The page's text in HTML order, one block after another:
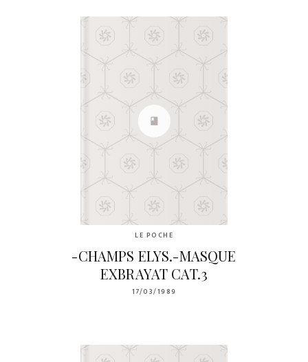
LE POCHE
-CHAMPS ELYS.-MASQUE
EXBRAYAT CAT.3
17/03/1989